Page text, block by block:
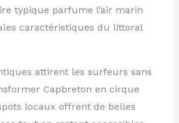
typique parfume l’air marin
caractéristiques du littoral
attirent les surfeurs sans
Capbreton en cirque
locaux offrent de belles